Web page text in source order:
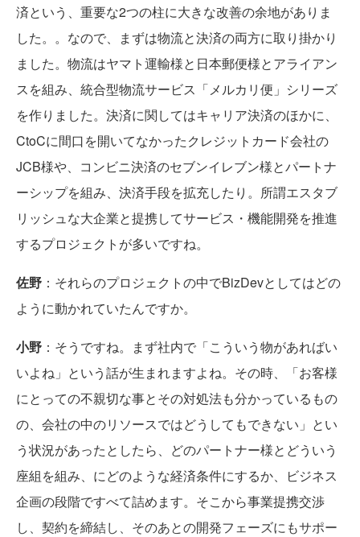
済という、重要な2つの柱に大きな改善の余地がありま
した。。なので、まずは物流と決済の両方に取り掛かり
ました。物流はヤマト運輸様と日本郵便様とアライアン
スを組み、統合型物流サービス「メルカリ便」シリーズ
を作りました。決済に関してはキャリア決済のほかに、
CtoCに間口を開いてなかったクレジットカード会社の
JCB様や、コンビニ決済のセブンイレブン様とパートナ
ーシップを組み、決済手段を拡充したり。所謂エスタブ
リッシュな大企業と提携してサービス・機能開発を推進
するプロジェクトが多いですね。
佐野 ：それらのプロジェクトの中でBizDevとしてはどの
ように動かれていたんですか。
小野 ：そうですね。まず社内で「こういう物があればい
いよね」という話が生まれますよね。その時、「お客様
にとっての不親切な事とその対処法も分かっているもの
の、会社の中のリソースではどうしてもできない」とい
う状況があったとしたら、どのパートナー様とどういう
座組を組み、にどのような経済条件にするか、ビジネス
企画の段階ですべて詰めます。そこから事業提携交渉
し、契約を締結し、そのあとの開発フェーズにもサポー